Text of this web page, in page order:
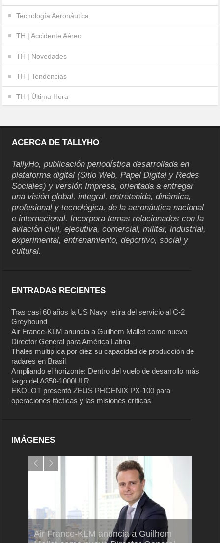
Tecnología Aeronáutica
TH | Accidente Aéreo
TH | Novedades
TH | Tendencias
TH | Última Hora
ACERCA DE TALLYHO
TallyHo, publicación periodística desarrollada en
plataforma digital (Sitio Web, Papel Digital y Redes
Sociales) y versión Impresa, orientada a entregar
una visión global, integral, entretenida, dinámica,
profesional y tecnológica, de la aeronáutica nacional
e internacional. Incorpora temas relacionados con la
aviación civil, ejecutiva, comercial, militar, industrial,
experimental, entrenamiento, deportivo, social y
cultural.
ENTRADAS RECIENTES
Tras casi 60 años la US Navy retira del servicio al C-2
Greyhound
Air France-KLM anuncia a Guilhem Mallet como nuevo
Director General para América Latina
Thales multiplica por diez su capacidad de producción de
radares en Brasil
Ampliando el horizonte: Dentro del vuelo de desarrollo más
largo del A350-1000ULR
EKOLOT presentó ZEUS PHOENIX PX-100 para
operaciones tácticas y las misiones críticas
IMÁGENES
Air France-KLM anuncia a Guilhem